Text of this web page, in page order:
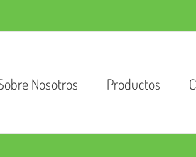
Nosotros Productos